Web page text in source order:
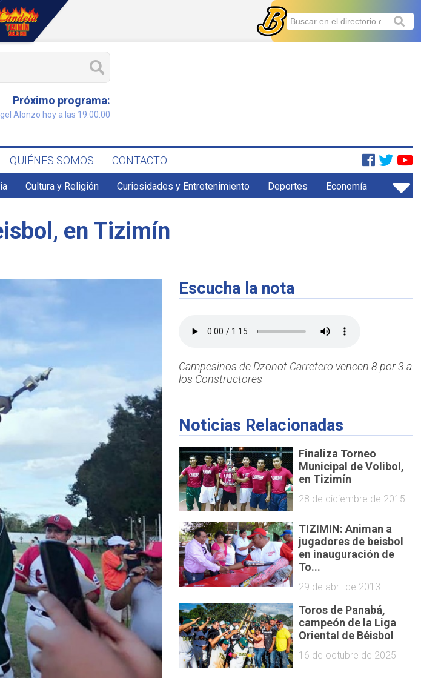
Próximo programa:
Alonzo hoy a las 19:00:00
QUIÉNES SOMOS CONTACTO
Cultura y Religión Curiosidades y Entretenimiento Deportes Economía
en Tizimín
Escucha la nota
Campesinos de Dzonot Carretero vencen 8 por 3 a
los Constructores
Noticias Relacionadas
Finaliza Torneo
Municipal de Volibol,
en Tizimín
28 de diciembre de 2015
TIZIMIN: Animan a
jugadores de beisbol
en inauguración de
To...
29 de abril de 2013
Toros de Panabá,
campeón de la Liga
Oriental de Béisbol
16 de octubre de 2025